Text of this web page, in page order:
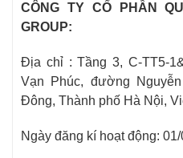
CÔNG TY CỔ PHẦN
GROUP:
Địa chỉ : Tầng 3, C-TT5-
Vạn Phúc, đường
Đông, Thành phố Hà Nội,
Ngày đăng kí hoạt động: